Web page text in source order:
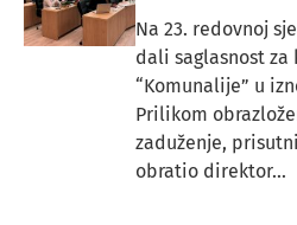
Na 23. redovnoj
dali saglasnost za
“Komunalije” u
Prilikom
zaduženje,
obratio direktor...